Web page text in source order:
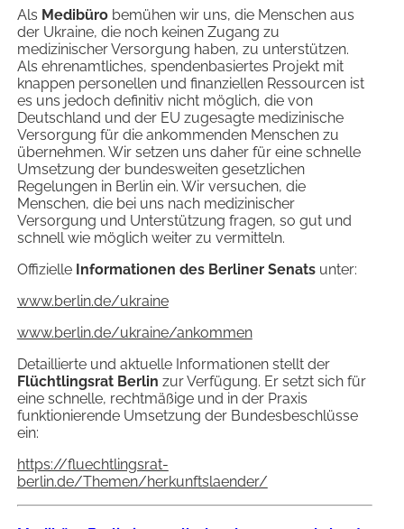
Als Medibürobemühen wir uns, die Menschen aus
der Ukraine, die noch keinen Zugang zu
medizinischer Versorgung haben, zu unterstützen.
Als ehrenamtliches, spendenbasiertes Projekt mit
knappen personellen und finanziellen Ressourcen ist
es uns jedoch definitiv nicht möglich, die von
Deutschland und der EU zugesagte medizinische
Versorgung für die ankommenden Menschen zu
übernehmen. Wir setzen uns daher für eine schnelle
Umsetzung der bundesweiten gesetzlichen
Regelungen in Berlin ein. Wir versuchen, die
Menschen, die bei uns nach medizinischer
Versorgung und Unterstützung fragen, so gut und
schnell wie möglich weiter zu vermitteln.
Offizielle Informationen des Berliner Senatsunter:
www.berlin.de/ukraine
www.berlin.de/ukraine/ankommen
Detaillierte und aktuelle Informationen stellt der
Flüchtlingsrat Berlin zur Verfügung. Er setzt sich für
eine schnelle, rechtmäßige und in der Praxis
funktionierende Umsetzung der Bundesbeschlüsse
ein:
https://fluechtlingsrat-
berlin.de/Themen/herkunftslaender/